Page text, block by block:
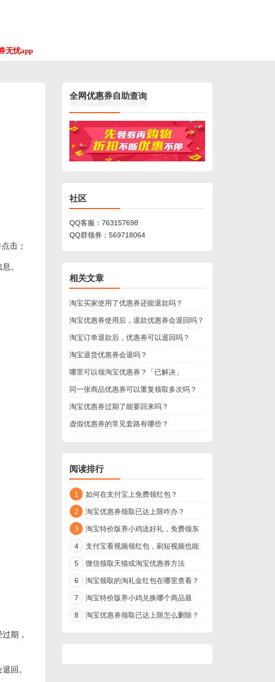
无忧app
击；
。
期，
回。
全网优惠券自助查询
社区
QQ客服： 763157698
QQ群领券： 569718064
相关文章
淘宝买家使用了优惠券还能退款吗？
淘宝优惠券使用后，退款优惠券会退回吗？
淘宝订单退款后，优惠券可以退回吗？
淘宝退货优惠券会退吗？
哪里可以领淘宝优惠券？「已解决」
同一张商品优惠券可以重复领取多次吗？
淘宝优惠券过期了能要回来吗？
虚假优惠券的常见套路有哪些？
阅读排行
1 如何在支付宝上免费领红包？
2 淘宝优惠券领取已达上限咋办？
3
淘宝特价版养小鸡送好礼，免费领东
西4
支付宝看视频领红包，刷短视频也能
领现金了
5 微信领取天猫或淘宝优惠券方法
6 淘宝领取的淘礼金红包在哪里查看？
7
淘宝特价版养小鸡兑换哪个商品最
好？
8 淘宝优惠券领取已达上限怎么删除？